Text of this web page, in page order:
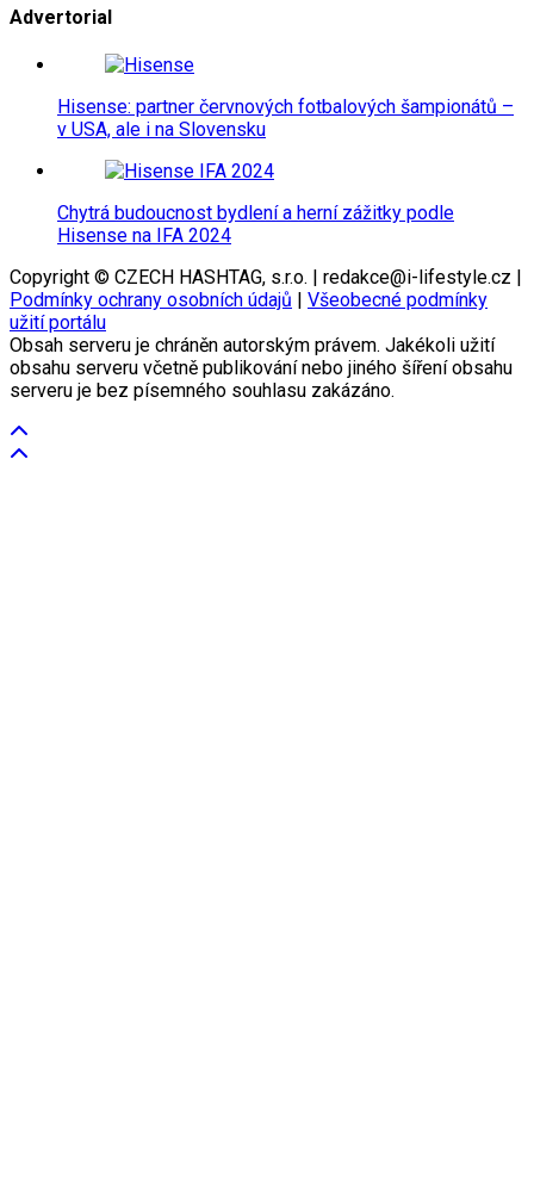
Advertorial
Hisense: partner červnových fotbalových šampionátů –
v USA, ale i na Slovensku
Chytrá budoucnost bydlení a herní zážitky podle
Hisense na IFA 2024
Copyright © CZECH HASHTAG, s.r.o. | redakce@i-lifestyle.cz |
Podmínky ochrany osobních údajů
Všeobecné podmínky
užití portálu
Obsah serveru je chráněn autorským právem. Jakékoli užití
obsahu serveru včetně publikování nebo jiného šíření obsahu
serveru je bez písemného souhlasu zakázáno.